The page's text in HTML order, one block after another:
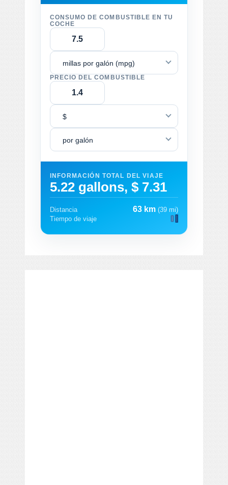
CONSUMO DE COMBUSTIBLE EN TU
COCHE
millas por galón (mpg)
PRECIO DEL COMBUSTIBLE
$
por galón
INFORMACIÓN TOTAL DEL VIAJE
5.22 gallons, $ 7.31
Distancia 63 km (39 mi)
Tiempo de viaje